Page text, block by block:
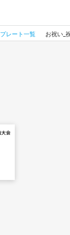
レート一覧 お祝い_